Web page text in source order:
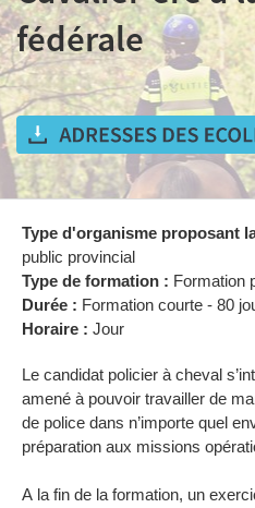
fédérale
Type d'organisme proposant
public provincial
Type de formation : Formation
Durée :
Formation courte -
Horaire : Jour
Le candidat policier à cheval
amené à pouvoir travailler de
de police dans n’importe quel
préparation aux missions
A la fin de la formation, un